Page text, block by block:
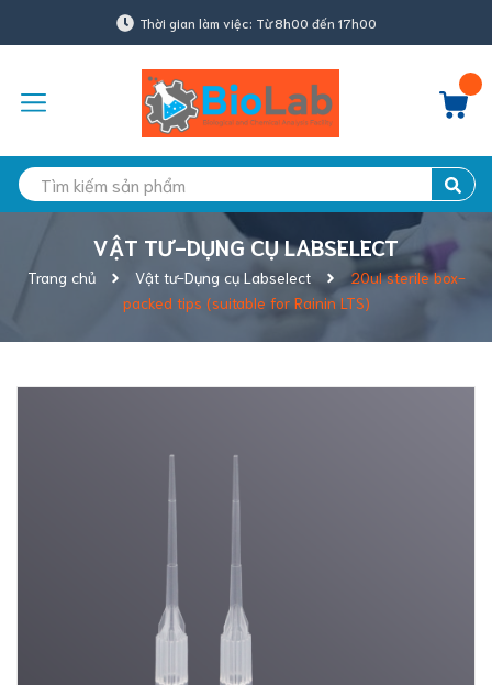
Thời gian làm việc: Từ 8h00 đến 17h00
VẬT TƯ-DỤNG CỤ LABSELECT
Trang chủ Vật tư-Dụng cụ Labselect
20ul sterile box-
packed tips (suitable for Rainin LTS)